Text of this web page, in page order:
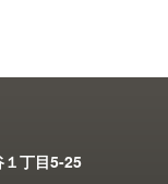
丁目5-25